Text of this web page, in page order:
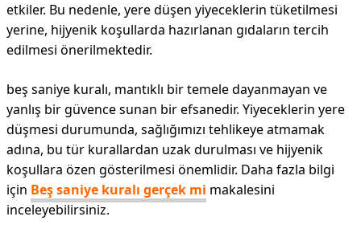
etkiler. Bu nedenle, yere düşen yiyeceklerin tüketilmesi
yerine, hijyenik koşullarda hazırlanan gıdaların tercih
edilmesi önerilmektedir.
beş saniye kuralı, mantıklı bir temele dayanmayan ve
yanlış bir güvence sunan bir efsanedir. Yiyeceklerin yere
düşmesi durumunda, sağlığımızı tehlikeye atmamak
adına, bu tür kurallardan uzak durulması ve hijyenik
koşullara özen gösterilmesi önemlidir. Daha fazla bilgi
için Beş saniye kuralı gerçek mi makalesini
inceleyebilirsiniz.